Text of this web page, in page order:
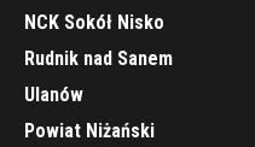
NCK Sokół Nisko
Rudnik nad Sanem
Ulanów
Powiat Niżański